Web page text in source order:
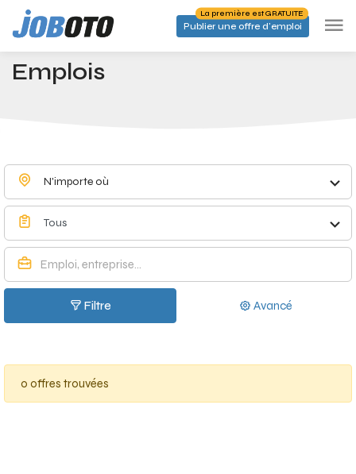
Skip to main content
Publier une offre d'emploi
La première est GRATUITE
Accueil Emplois à Martouzin-Neuville - Joboto
Emplois
N'importe où
Tous
Filtre Avancé
0 offres trouvées